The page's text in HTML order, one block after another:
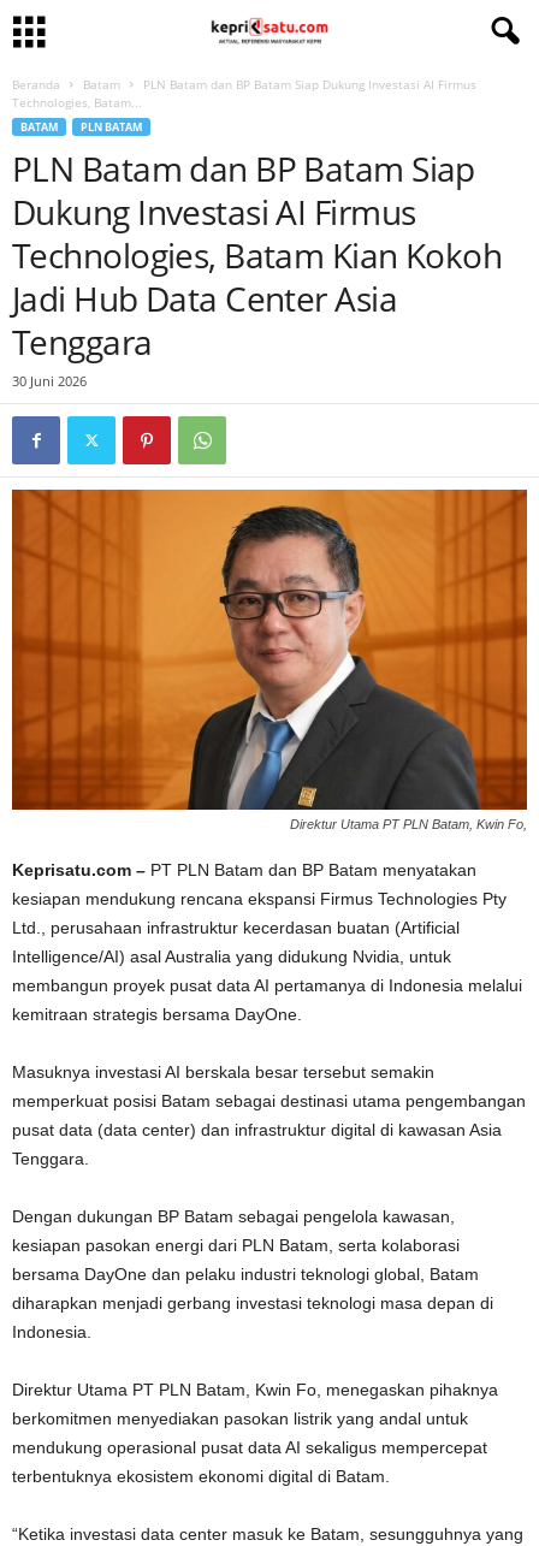
Beranda Batam
PLN Batam dan BP Batam Siap Dukung Investasi AI Firmus
Technologies, Batam...
BATAM PLN BATAM
PLN Batam dan BP Batam Siap
Dukung Investasi AI Firmus
Technologies, Batam Kian Kokoh
Jadi Hub Data Center Asia
Tenggara
30 Juni 2026
Direktur Utama PT PLN Batam, Kwin Fo,
Keprisatu.com – PT PLN Batam dan BP Batam menyatakan
kesiapan mendukung rencana ekspansi Firmus Technologies Pty
Ltd., perusahaan infrastruktur kecerdasan buatan (Artificial
Intelligence/AI) asal Australia yang didukung Nvidia, untuk
membangun proyek pusat data AI pertamanya di Indonesia melalui
kemitraan strategis bersama DayOne.
Masuknya investasi AI berskala besar tersebut semakin
memperkuat posisi Batam sebagai destinasi utama pengembangan
pusat data (data center) dan infrastruktur digital di kawasan Asia
Tenggara.
Dengan dukungan BP Batam sebagai pengelola kawasan,
kesiapan pasokan energi dari PLN Batam, serta kolaborasi
bersama DayOne dan pelaku industri teknologi global, Batam
diharapkan menjadi gerbang investasi teknologi masa depan di
Indonesia.
Direktur Utama PT PLN Batam, Kwin Fo, menegaskan pihaknya
berkomitmen menyediakan pasokan listrik yang andal untuk
mendukung operasional pusat data AI sekaligus mempercepat
terbentuknya ekosistem ekonomi digital di Batam.
“Ketika investasi data center masuk ke Batam, sesungguhnya yang